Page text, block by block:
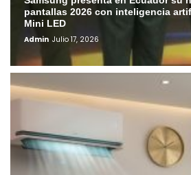
pantallas 2026 con inteligencia
Mini LED
Admin Julio 17, 2026